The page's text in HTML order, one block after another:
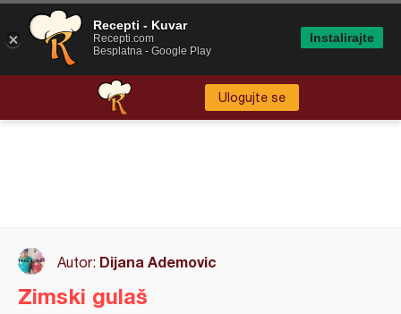
Ulogujte se
Autor: Dijana Ademovic
Zimski gulaš
Recepti - Kuvar
Recepti.com
Besplatna - Google Play
Instalirajte